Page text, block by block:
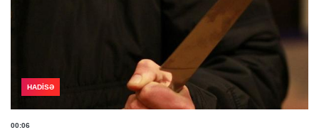
HADISƏ
00:06